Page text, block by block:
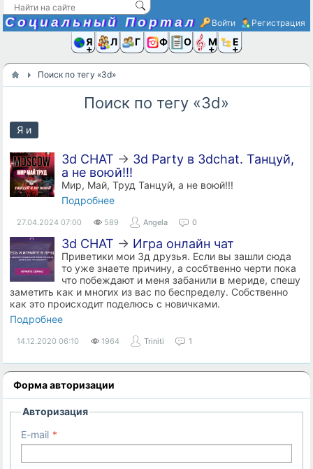
Социальный Портал Войти Регистрация
Я иЛюди
Группы
Фото Ещё
Поиск по тегу «3d»
Поиск по тегу «3d»
Я и
3d CHAT → 3d Party в 3dchat. Танцуй,
а не воюй!!!
Мир, Май, Труд Танцуй, а не воюй!!!
Подробнее
27.04.2024 07:00 589 Angela 0
3d CHAT → Игра онлайн чат
Приветики мои 3д друзья. Если вы зашли сюда
то уже знаете причину, а сосбтвенно черти пока
что побеждают и меня забанили в мериде, спешу
заметить как и многих из вас по беспределу. Собственно
как это происходит поделюсь с новичками.
Подробнее
14.12.2020 06:10 1964 Triniti 1
Форма авторизации
Авторизация
E-mail